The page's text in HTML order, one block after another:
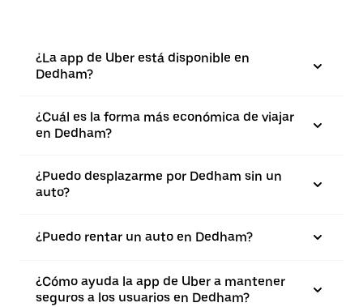
¿La app de Uber está disponible en
Dedham?
¿Cuál es la forma más económica de viajar
en Dedham?
¿Puedo desplazarme por Dedham sin un
auto?
¿Puedo rentar un auto en Dedham?
¿Cómo ayuda la app de Uber a mantener
seguros a los usuarios en Dedham?